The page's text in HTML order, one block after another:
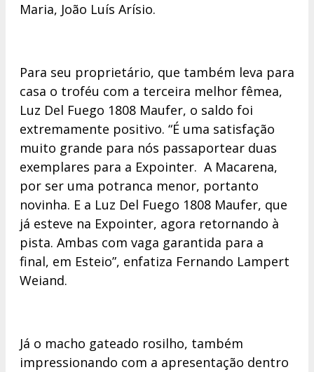
Maria, João Luís Arísio.
Para seu proprietário, que também leva para
casa o troféu com a terceira melhor fêmea,
Luz Del Fuego 1808 Maufer, o saldo foi
extremamente positivo. “É uma satisfação
muito grande para nós passaportear duas
exemplares para a Expointer. A Macarena,
por ser uma potranca menor, portanto
novinha. E a Luz Del Fuego 1808 Maufer, que
já esteve na Expointer, agora retornando à
pista. Ambas com vaga garantida para a
final, em Esteio”, enfatiza Fernando Lampert
Weiand.
Já o macho gateado rosilho, também
impressionando com a apresentação dentro